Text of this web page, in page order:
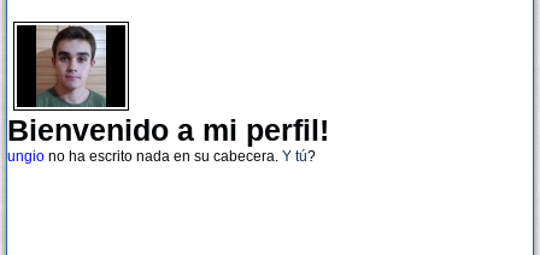
Bienvenido a mi perfil!
ungio no ha escrito nada en su cabecera. Y tú?